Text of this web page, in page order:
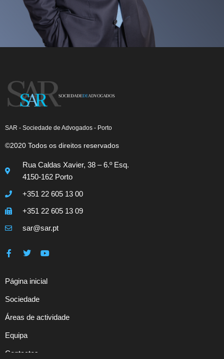
SAR - Sociedade de Advogados - Porto
©2020 Todos os direitos reservados
Rua Caldas Xavier, 38 – 6.º Esq.
4150-162 Porto
+351 22 605 13 00
+351 22 605 13 09
sar@sar.pt
Página inicial
Sociedade
Áreas de actividade
Equipa
Contactos